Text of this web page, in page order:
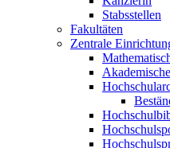
Stabsstellen
Fakultäten
Zentrale